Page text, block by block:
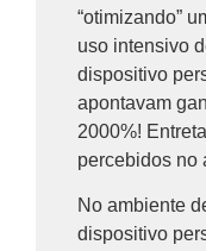
“otimizando”
uso intensivo
dispositivo
apontavam
2000%!
percebidos no
No ambiente
dispositivo